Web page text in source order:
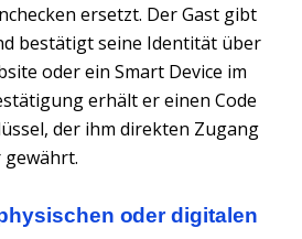
ersetzt. Der Gast gibt
bestätigt seine Identität über
oder ein Smart Device im
erhält er einen Code
der ihm direkten Zugang
gewährt.
oder digitalen